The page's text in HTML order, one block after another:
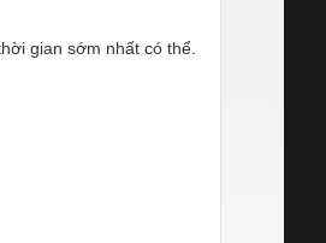
gian sớm nhất có thể.